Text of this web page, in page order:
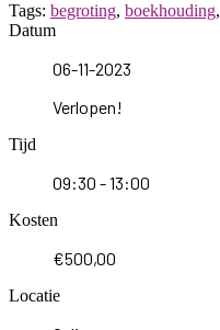
Tags: begroting, boekhouding,
Datum
06-11-2023
Verlopen!
Tijd
09:30 - 13:00
Kosten
€500,00
Locatie